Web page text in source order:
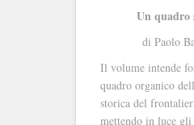
Un quadro
di Paolo
Il volume intende
quadro organico
storica del
mettendo in luce